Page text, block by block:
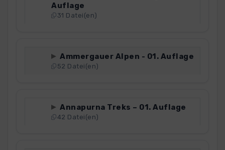
Auflage
31 Datei(en)
Ammergauer Alpen - 01. Auflage
52 Datei(en)
Annapurna Treks – 01. Auflage
42 Datei(en)